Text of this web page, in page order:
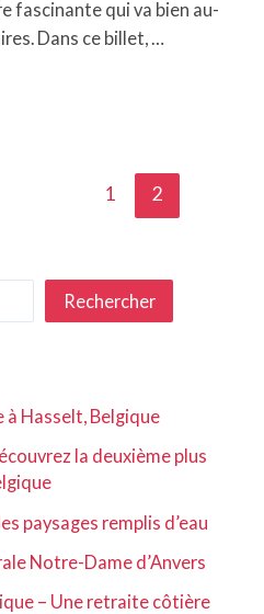
fascinante qui va bien au-
Dans ce billet, …
1 2
Rechercher
à Hasselt, Belgique
la deuxième plus
paysages remplis d’eau
Notre-Dame d’Anvers
– Une retraite côtière